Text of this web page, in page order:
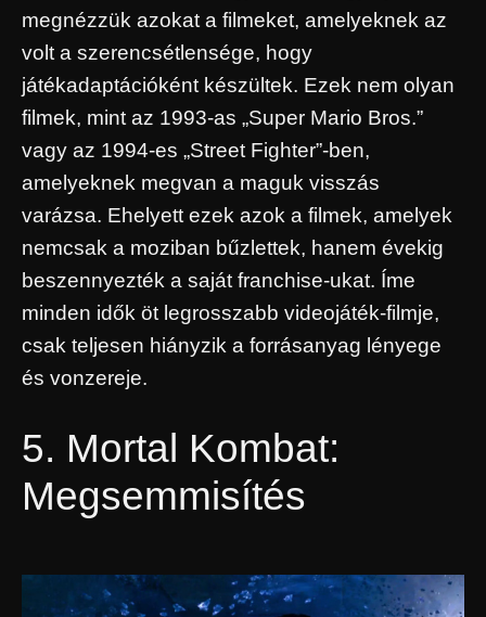
megnézzük azokat a filmeket, amelyeknek az
volt a szerencsétlensége, hogy
játékadaptációként készültek. Ezek nem olyan
filmek, mint az 1993-as „Super Mario Bros.”
vagy az 1994-es „Street Fighter”-ben,
amelyeknek megvan a maguk visszás
varázsa. Ehelyett ezek azok a filmek, amelyek
nemcsak a moziban bűzlettek, hanem évekig
beszennyezték a saját franchise-ukat. Íme
minden idők öt legrosszabb videojáték-filmje,
csak teljesen hiányzik a forrásanyag lényege
és vonzereje.
5. Mortal Kombat:
Megsemmisítés